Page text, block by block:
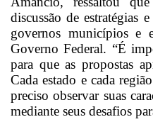
discussão de estratégias
governos municípios e
Governo Federal. “É
para que as propostas
Cada estado e cada
preciso observar suas
mediante seus desafios